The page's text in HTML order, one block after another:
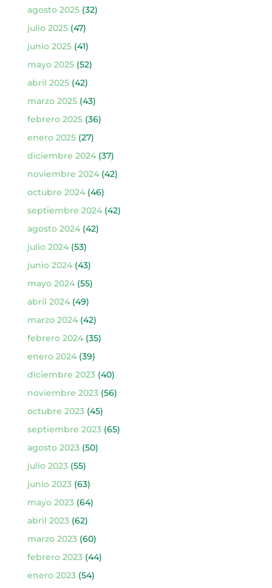
agosto 2025(32)
julio 2025(47)
junio 2025(41)
mayo 2025(52)
abril 2025(42)
marzo 2025(43)
febrero 2025(36)
enero 2025(27)
diciembre 2024(37)
noviembre 2024(42)
octubre 2024(46)
septiembre 2024(42)
agosto 2024(42)
julio 2024(53)
junio 2024(43)
mayo 2024(55)
abril 2024(49)
marzo 2024(42)
febrero 2024(35)
enero 2024(39)
diciembre 2023(40)
noviembre 2023(56)
octubre 2023(45)
septiembre 2023(65)
agosto 2023(50)
julio 2023(55)
junio 2023(63)
mayo 2023(64)
abril 2023(62)
marzo 2023(60)
febrero 2023(44)
enero 2023(54)